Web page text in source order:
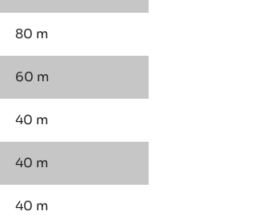
80 m
60 m
40 m
40 m
40 m